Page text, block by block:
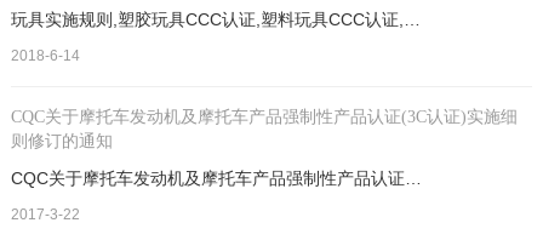
2018-6-14
CQC关于摩托车发动机及摩托车产品强制性产品认证(3C认证)实施细
则修订的通知
2017-3-22